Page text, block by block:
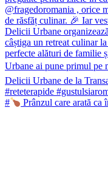
# Prânzul care arată ca